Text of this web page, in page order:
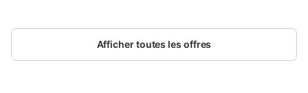
Afficher toutes les offres